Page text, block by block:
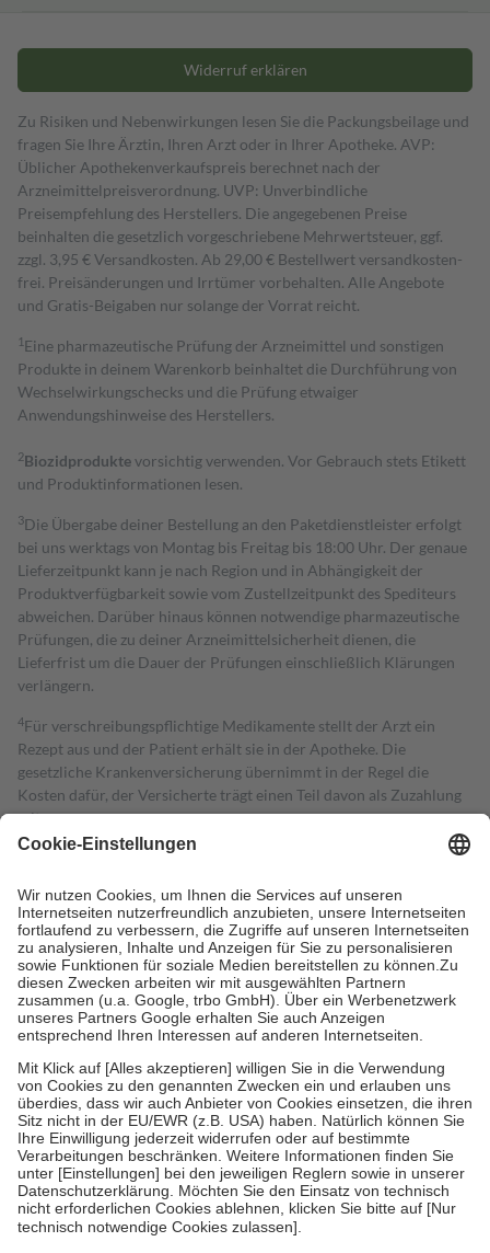
Widerruf erklären
Zu Risiken und Nebenwirkungen lesen Sie die Packungsbeilage und
fragen Sie Ihre Ärztin, Ihren Arzt oder in Ihrer Apotheke. AVP:
Üblicher Apothekenverkaufspreis berechnet nach der
Arzneimittelpreisverordnung. UVP: Unverbindliche
Preisempfehlung des Herstellers. Die angegebenen Preise
beinhalten die gesetzlich vorgeschriebene Mehrwertsteuer, ggf.
zzgl. 3,95 € Versandkosten. Ab 29,00 € Bestell­wert versand­kosten­
frei. Preisänderungen und Irrtümer vorbehalten. Alle Angebote
und Gratis-Beigaben nur solange der Vorrat reicht.
1 Eine pharmazeutische Prüfung der Arzneimittel und sonstigen
Produkte in deinem Warenkorb beinhaltet die Durchführung von
Wechselwirkungschecks und die Prüfung etwaiger
Anwendungshinweise des Herstellers.
2Biozidproduktevorsichtig verwenden. Vor Gebrauch stets Etikett
und Produktinformationen lesen.
3Die Übergabe deiner Bestellung an den Paketdienstleister erfolgt
bei uns werktags von Montag bis Freitag bis 18:00 Uhr. Der genaue
Lieferzeitpunkt kann je nach Region und in Abhängigkeit der
Produktverfügbarkeit sowie vom Zustellzeitpunkt des Spediteurs
abweichen. Darüber hinaus können notwendige pharmazeutische
Prüfungen, die zu deiner Arzneimittelsicherheit dienen, die
Lieferfrist um die Dauer der Prüfungen einschließlich Klärungen
verlängern.
4Für verschreibungspflichtige Medikamente stellt der Arzt ein
Rezept aus und der Patient erhält sie in der Apotheke. Die
gesetzliche Krankenversicherung übernimmt in der Regel die
Kosten dafür, der Versicherte trägt einen Teil davon als Zuzahlung
mit.
Grundsätzlich leisten Mitglieder Zuzahlungen in Höhe von zehn
höchstens zehn Euro.
Es sind jedoch nie mehr als die tatsächlichen
Kosten der Leistung zu entrichten.
Diese Regeln gelten grundsätzlich auch für Online-Apotheken.
Bei Heilmitteln und häuslicher Krankenpflege beträgt die
Zuzahlung zehn Prozent der Kosten sowie zehn Euro je
Verordnung.
Um das Engagement der Versicherten für ihre eigene Gesundheit zu
stärken und die besondere Stellung der Familie zu unterstützen,
fallenkeine Zuzahlungenan bei:
• Kindern und Jugendlichen bis zum vollendeten 18. Lebensjahr
mit Ausnahme der Fahrkosten
• Untersuchungen zur Vorsorge und Früherkennung, die von der
GKV getragen werden
• empfohlenen Schutzimpfungen
• Harn- und Blutteststreifen